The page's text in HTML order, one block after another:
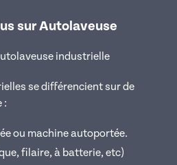
sur Autolaveuse
industrielle
se différencient sur de
:
ou machine autoportée.
filaire, à batterie, etc)